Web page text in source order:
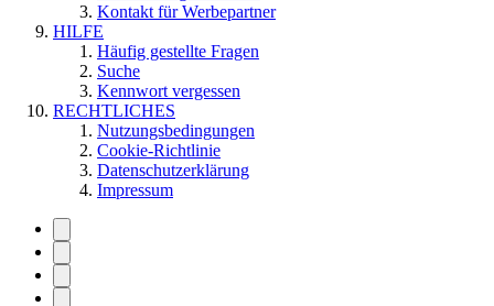
Kontakt für Werbepartner
HILFE
Häufig gestellte Fragen
Suche
Kennwort vergessen
RECHTLICHES
Nutzungsbedingungen
Cookie-Richtlinie
Datenschutzerklärung
Impressum